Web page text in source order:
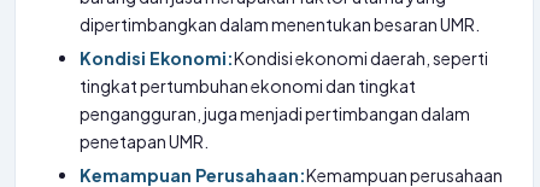
dipertimbangkan dalam menentukan besaran UMR.
Kondisi Ekonomi:Kondisi ekonomi daerah, seperti
tingkat pertumbuhan ekonomi dan tingkat
pengangguran, juga menjadi pertimbangan dalam
penetapan UMR.
Kemampuan Perusahaan:Kemampuan perusahaan